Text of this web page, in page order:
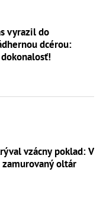
vyrazil do
dcérou:
vzácny poklad: V
oltár